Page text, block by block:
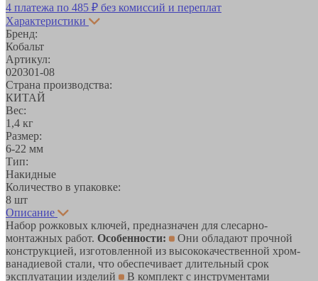
4 платежа по 485 ₽ без комиссий и переплат
Характеристики
Бренд:
Кобальт
Артикул:
020301-08
Страна производства:
КИТАЙ
Вес:
1,4 кг
Размер:
6-22 мм
Тип:
Накидные
Количество в упаковке:
8 шт
Описание
Набор рожковых ключей, предназначен для слесарно-
монтажных работ. Особенности:
Они обладают прочной
конструкцией, изготовленной из высококачественной хром-
ванадиевой стали, что обеспечивает длительный срок
эксплуатации изделий
В комплект с инструментами